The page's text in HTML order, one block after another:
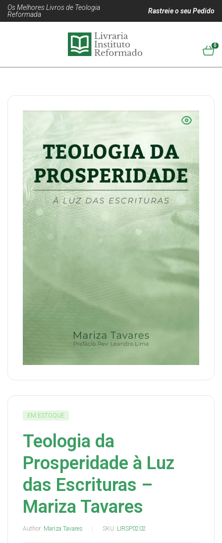
Os Melhores Livros de Teologia
Reformada
Rastreie o seu Pedido
0
EM ESTOQUE
Teologia da
Prosperidade à Luz
das Escrituras –
Mariza Tavares
Author: Mariza Tavares SKU: LIRSP0202